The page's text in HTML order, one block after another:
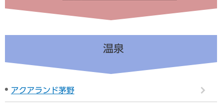
温泉
アクアランド茅野